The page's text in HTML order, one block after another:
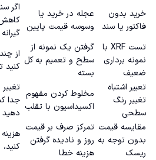
خرید بدون
فاکتور یا سند
عجله در خرید یا
وسوسه قیمت پایین
اگر
تست XRF با
نمونه برداری
ضعیف
گرفتن یک نمونه از
سطح و تعمیم به کل
بسته
از
کنید
تعبیر اشتباه
تغییر رنگ
سطحی
مخلوط کردن مفهوم
اکسیداسیون با تقلب
جدا
دهید
مقایسه قیمت
بدون توجه به
ریسک
تمرکز صرف بر قیمت
روز و نادیده گرفتن
هزینه خطا